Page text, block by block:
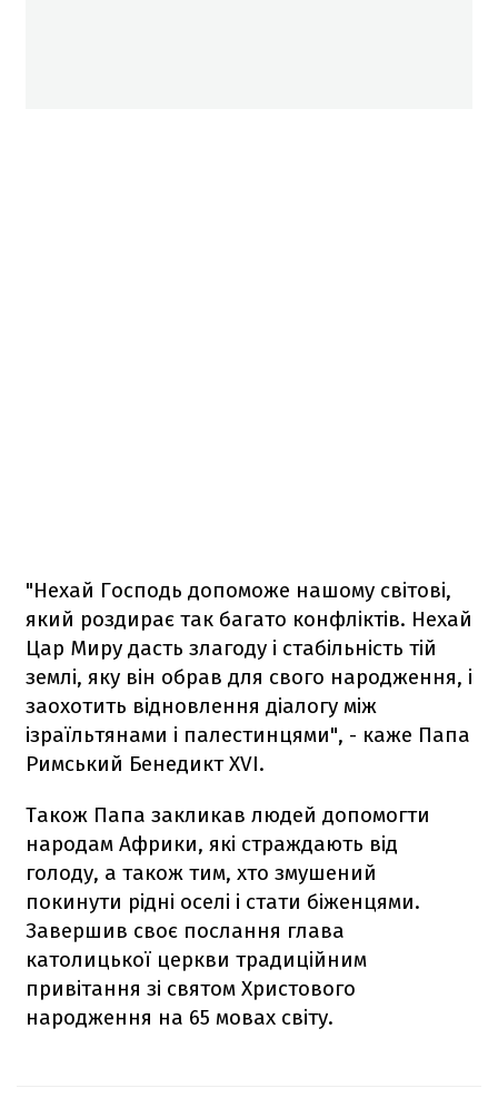
"Нехай Господь допоможе нашому світові,
який роздирає так багато конфліктів. Нехай
Цар Миру дасть злагоду і стабільність тій
землі, яку він обрав для свого народження, і
заохотить відновлення діалогу між
ізраїльтянами і палестинцями", - каже Папа
Римський Бенедикт XVI.
Також Папа закликав людей допомогти
народам Африки, які страждають від
голоду, а також тим, хто змушений
покинути рідні оселі і стати біженцями.
Завершив своє послання глава
католицької церкви традиційним
привітання зі святом Христового
народження на 65 мовах світу.